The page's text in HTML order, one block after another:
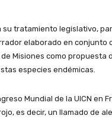
tratamiento legislativo,
elaborado en conjunto
Misiones como propuesta
especies endémicas.
Mundial de la UICN en
es decir, un llamado de